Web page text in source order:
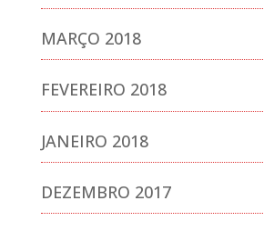
MARÇO 2018
FEVEREIRO 2018
JANEIRO 2018
DEZEMBRO 2017